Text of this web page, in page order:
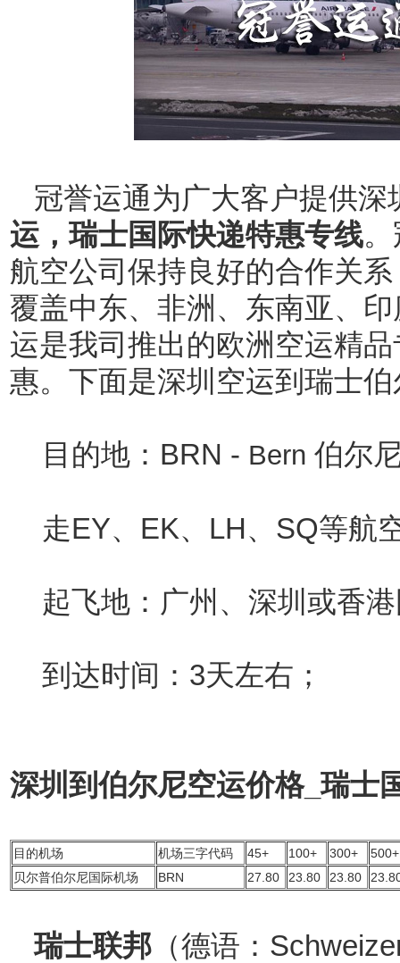
冠誉运通为广大客户提供深
运 ，瑞士国际快递特惠专线
航空公司保持良好的合作关
覆盖中东、非洲、东南亚、
运是我司推出的欧洲空运精
惠。下面是深圳空运到瑞士
目的地：BRN - Bern 伯尔
走EY、EK、LH、SQ等航
起飞地：广州、深圳或香
到达时间：3天左右；
深圳到伯尔尼空运价格_瑞士
目的机场 机场三字代码 45+ 100+ 300+
500+
贝尔普伯尔尼国际机场
BRN 27.80 23.80 23.80
瑞士联邦 （德语：